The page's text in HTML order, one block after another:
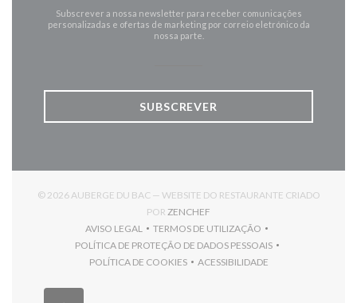
Subscrever a nossa newsletter para receber comunicações
personalizadas e ofertas de marketing por correio eletrónico da
nossa parte.
SUBSCREVER
© 2026 AUBERGE DU BAC — WEBSITE DO RESTAURANTE CRIADO
POR ZENCHEF
AVISO LEGAL
((ABRE NUMA NOVA JANELA))
TERMOS DE UTILIZAÇÃO
((ABRE NUMA NOVA JANELA))
POLÍTICA DE PROTEÇÃO DE DADOS PESSOAIS
((ABRE NUMA NOVA JANELA))
POLÍTICA DE COOKIES
((ABRE NUMA NOVA JANELA))
ACESSIBILIDADE
((ABRE NUMA NOVA